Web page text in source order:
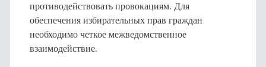
противодействовать провокациям. Для
обеспечения избирательных прав граждан
необходимо четкое межведомственное
взаимодействие.